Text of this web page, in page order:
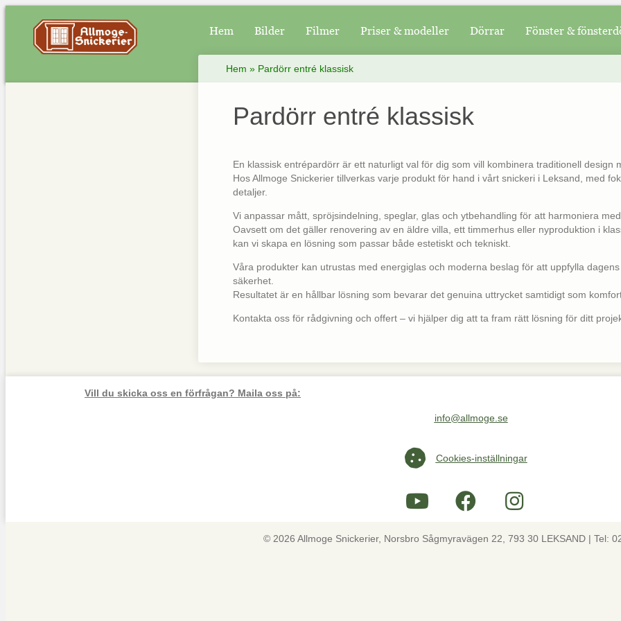
Hem Bilder Filmer Priser & modeller Dörrar Fönster &
Hem » Pardörr entré klassisk
Pardörr entré klassisk
En klassisk entrépardörr är ett naturligt val för dig som vill kombinera traditionell design
Hos Allmoge Snickerier tillverkas varje produkt för hand i vårt snickeri i Leksand, med
detaljer.
Vi anpassar mått, spröjsindelning, speglar, glas och ytbehandling för att harmoniera
Oavsett om det gäller renovering av en äldre villa, ett timmerhus eller nyproduktion i
kan vi skapa en lösning som passar både estetiskt och tekniskt.
Våra produkter kan utrustas med energiglas och moderna beslag för att uppfylla
säkerhet.
Resultatet är en hållbar lösning som bevarar det genuina uttrycket samtidigt som
Kontakta oss för rådgivning och offert – vi hjälper dig att ta fram rätt lösning för ditt
Vill du skicka oss en förfrågan? Maila oss på:
Maila oss på info@allmoge.se
info@allmoge.se
Cookies-inställningar
Cookies-inställningar
© 2026 Allmoge Snickerier, Norsbro Sågmyravägen 22, 793 30 LEKSAND | Tel: